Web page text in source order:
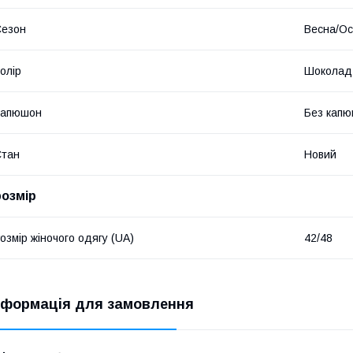
Весна/
Шоколад
Без
Новий
жіночого одягу (UA) 42/48
для замовлення